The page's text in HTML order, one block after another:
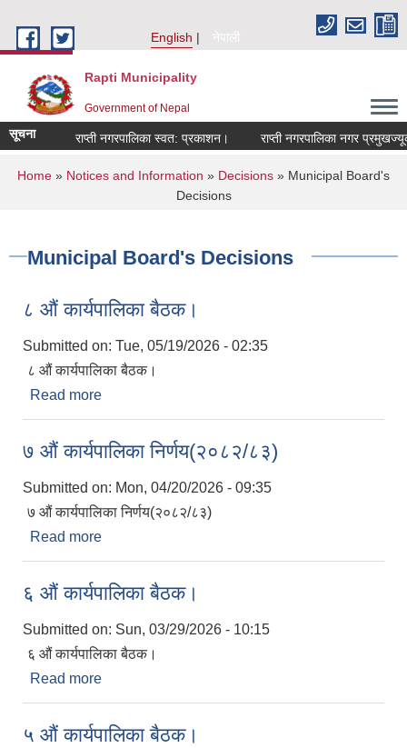
English
नेपाली
Rapti Municipality
Government of Nepal
सूचना राप्ती नगरपालिका स्वत: प्रकाशन। राप्ती नगरपालिका नगर प्रमुखज्यूको
You are here
Home » Notices and Information » Decisions » Municipal Board's
Decisions
Municipal Board's Decisions
८ औं कार्यपालिका बैठक।
Submitted on: Tue, 05/19/2026 - 02:35
८ औं कार्यपालिका बैठक।
Read more
७ औं कार्यपालिका निर्णय(२०८२/८३)
Submitted on: Mon, 04/20/2026 - 09:35
७ औं कार्यपालिका निर्णय(२०८२/८३)
Read more
६ औं कार्यपालिका बैठक।
Submitted on: Sun, 03/29/2026 - 10:15
६ औं कार्यपालिका बैठक।
Read more
५ औं कार्यपालिका बैठक।